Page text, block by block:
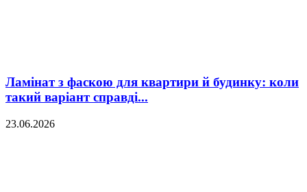
Ламінат з фаскою для квартири й будинку: коли
такий варіант справді...
23.06.2026